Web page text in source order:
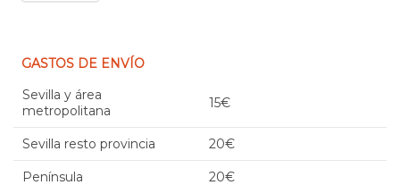
GASTOS DE ENVÍO
Sevilla y área
metropolitana
15€
Sevilla resto provincia 20€
Península 20€